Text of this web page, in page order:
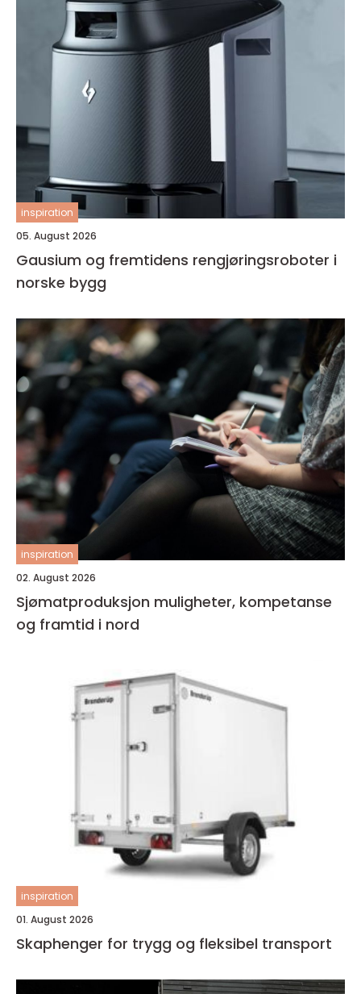
inspiration
05. August 2026
Gausium og fremtidens rengjøringsroboter i
norske bygg
inspiration
02. August 2026
Sjømatproduksjon muligheter, kompetanse
og framtid i nord
inspiration
01. August 2026
Skaphenger for trygg og fleksibel transport